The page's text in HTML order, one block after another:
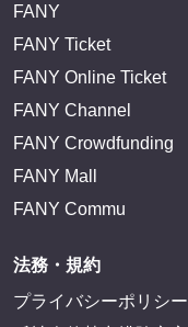
FANY
FANY Ticket
FANY Online Ticket
FANY Channel
FANY Crowdfunding
FANY Mall
FANY Commu
法務・規約
プライバシーポリシー